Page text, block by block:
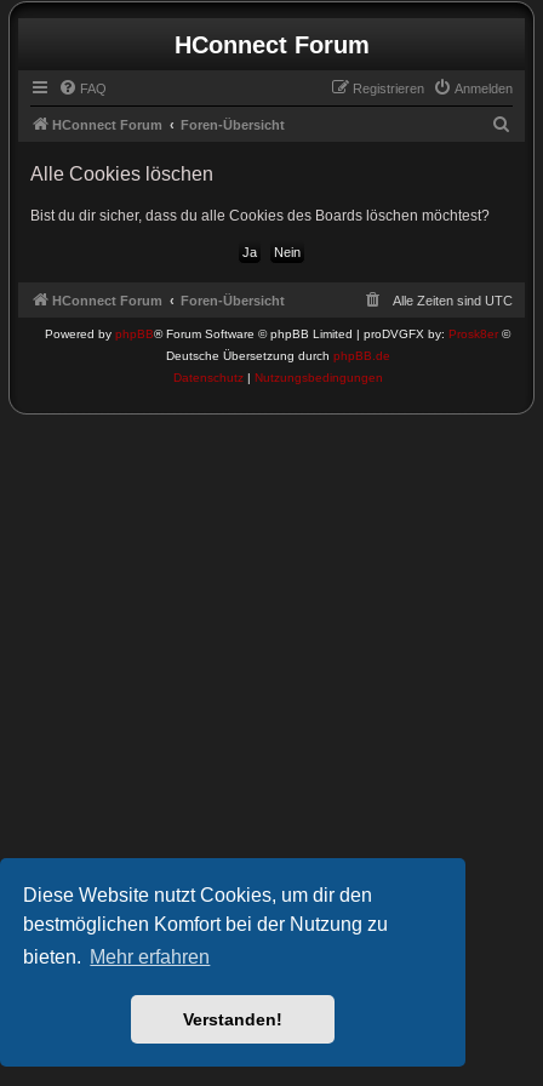
Diese Website nutzt Cookies, um dir den
bestmöglichen Komfort bei der Nutzung zu
bieten. Mehr erfahren
Verstanden!
HConnect Forum
FAQ Anmelden
Registrieren
HConnect Forum Foren-Übersicht
Alle Cookies löschen
Bist du dir sicher, dass du alle Cookies des Boards löschen möchtest?
HConnect Forum Foren-Übersicht Alle Zeiten sind UTC
Powered by phpBB® Forum Software © phpBB Limited | proDVGFX by: Prosk8er ©
Deutsche Übersetzung durch phpBB.de
Datenschutz| Nutzungsbedingungen